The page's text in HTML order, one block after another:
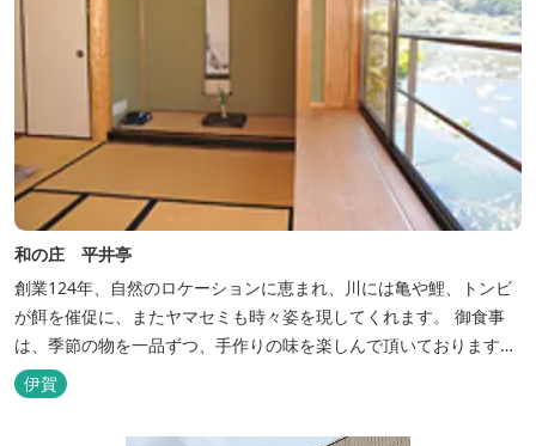
和の庄 平井亭
創業124年、自然のロケーションに恵まれ、川には亀や鯉、トンビ
が餌を催促に、またヤマセミも時々姿を現してくれます。 御食事
は、季節の物を一品ずつ、手作りの味を楽しんで頂いております。
（宿泊一日一組）
伊賀